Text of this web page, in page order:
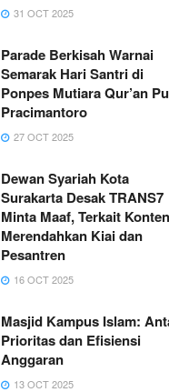
31 OCT 2025
Parade Berkisah Warnai
Semarak Hari Santri di
Ponpes Mutiara Qur’an
Pracimantoro
27 OCT 2025
Dewan Syariah Kota
Surakarta Desak TRANS7
Minta Maaf, Terkait Konten
Merendahkan Kiai dan
Pesantren
16 OCT 2025
Masjid Kampus Islam:
Prioritas dan Efisiensi
Anggaran
13 OCT 2025